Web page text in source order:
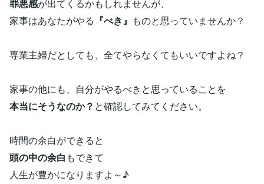
罪悪感が出てくるかもしれませんが、
家事はあなたがやる 『べき』 ものと思っていませんか？
専業主婦だとしても、全てやらなくてもいいですよね？
家事の他にも、自分がやるべきと思っていることを
本当にそうなのか？ と確認してみてください。
時間の余白ができると
頭の中の余白 もできて
人生が豊かになりますよ～♪